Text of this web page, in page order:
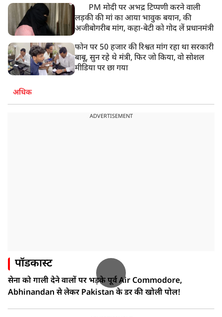
PM मोदी पर अभद्र टिप्पणी करने वाली
लड़की की मां का आया भावुक बयान, की
अजीबोगरीब मांग, कहा-बेटी को गोद लें प्रधानमंत्री
फोन पर 50 हजार की रिश्वत मांग रहा था सरकारी
बाबू, सुन रहे थे मंत्री, फिर जो किया, वो सोशल
मीडिया पर छा गया
अधिक
ADVERTISEMENT
पॉडकास्ट
सेना को गाली देने वालों पर भड़के पूर्व Air Commodore,
Abhinandan से लेकर Pakistan के डर की खोली पोल!